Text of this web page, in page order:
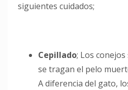
siguientes cuidados;
Cepillado; Los
se tragan el pelo
A diferencia del gato,